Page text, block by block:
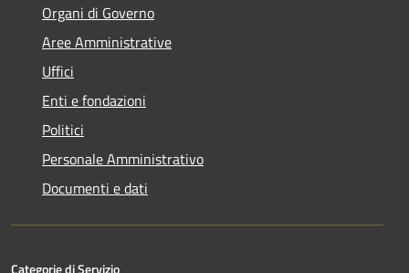
Organi di Governo
Aree Amministrative
Uffici
Enti e fondazioni
Politici
Personale Amministrativo
Documenti e dati
Categorie di Servizio